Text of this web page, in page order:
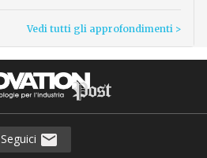
Vedi tutti gli approfondimenti >
Seguici